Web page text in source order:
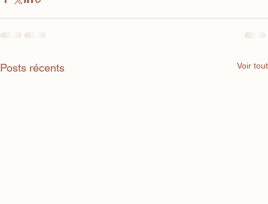
Posts récents Voir tout